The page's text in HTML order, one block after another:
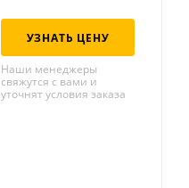
УЗНАТЬ ЦЕНУ
Наши менеджеры
свяжутся с вами и
уточнят условия заказа